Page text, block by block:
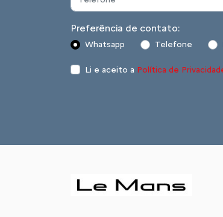
Preferência de contato:
Whatsapp Telefone
Li e aceito a Política de